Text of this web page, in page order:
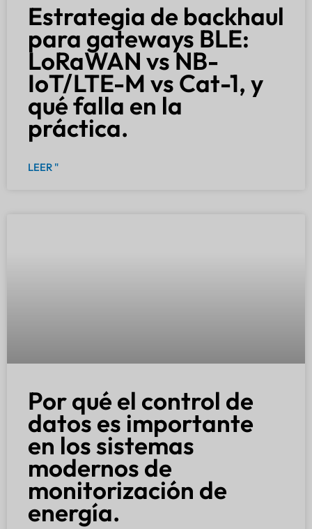
Estrategia de backhaul
para gateways BLE:
LoRaWAN vs NB-
IoT/LTE-M vs Cat-1, y
qué falla en la
práctica.
LEER "
Por qué el control de
datos es importante
en los sistemas
modernos de
monitorización de
energía.